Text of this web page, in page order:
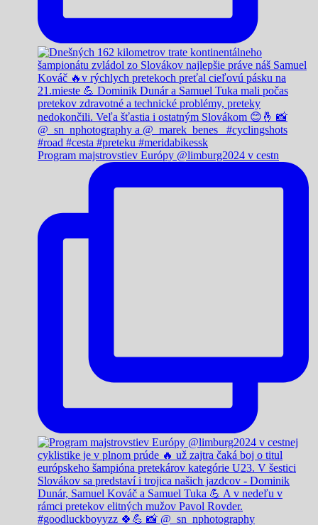
Program majstrovstiev Európy @limburg2024 v cestn